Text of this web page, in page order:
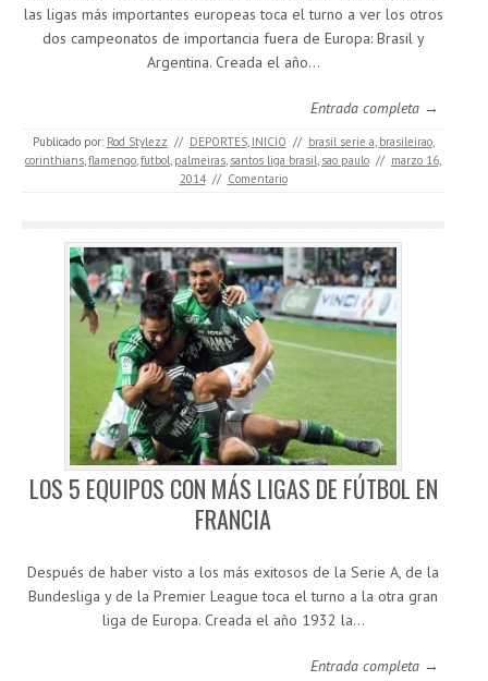
las ligas más importantes europeas toca el turno a ver los otros
dos campeonatos de importancia fuera de Europa: Brasil y
Argentina. Creada el año…
Entrada completa →
Publicado por: Rod Stylezz // DEPORTES, INICIO // brasil serie a, brasileirao,
corinthians,flamengo,futbol, palmeiras, santos liga brasil, sao paulo // marzo 16,
2014 // Comentario
LOS 5 EQUIPOS CON MÁS LIGAS DE FÚTBOL EN
FRANCIA
Después de haber visto a los más exitosos de la Serie A, de la
Bundesliga y de la Premier League toca el turno a la otra gran
liga de Europa. Creada el año 1932 la…
Entrada completa →